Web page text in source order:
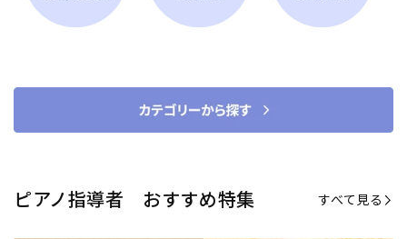
ピアノ指導者 おすすめ特集 すべて見る